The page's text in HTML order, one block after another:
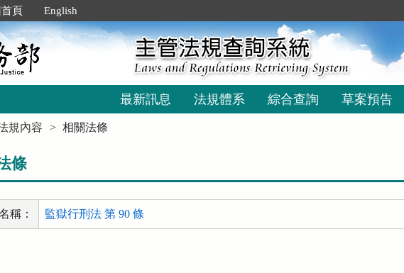
首頁 English
最新訊息 法規體系 綜合查詢 草案預告
規內容 相關法條
條
稱： 監獄行刑法 第 90 條